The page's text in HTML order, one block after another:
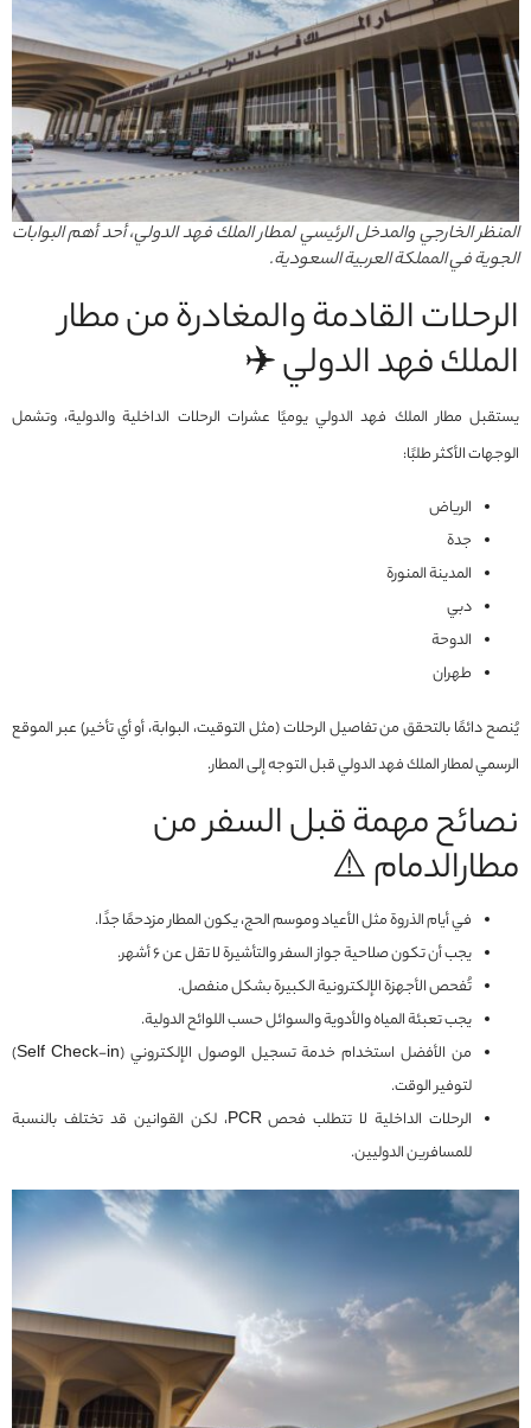
المنظر الخارجي والمدخل الرئيسي لمطار الملك فهد الدولي، أحد أهم البوابات
الجوية في المملكة العربية السعودية.
الرحلات القادمة والمغادرة من مطار
الملك فهد الدولي ✈️
يستقبل مطار الملك فهد الدولي يوميًا عشرات الرحلات الداخلية والدولية، وتشمل
الوجهات الأكثر طلبًا:
الرياض
جدة
المدينة المنورة
دبي
الدوحة
طهران
يُنصح دائمًا بالتحقق من تفاصيل الرحلات (مثل التوقيت، البوابة، أو أي تأخير) عبر الموقع
الرسمي لمطار الملك فهد الدولي قبل التوجه إلى المطار.
نصائح مهمة قبل السفر من
مطارالدمام ⚠️
في أيام الذروة مثل الأعياد وموسم الحج، يكون المطار مزدحمًا جدًا.
يجب أن تكون صلاحية جواز السفر والتأشيرة لا تقل عن 6 أشهر.
تُفحص الأجهزة الإلكترونية الكبيرة بشكل منفصل.
يجب تعبئة المياه والأدوية والسوائل حسب اللوائح الدولية.
من الأفضل استخدام خدمة تسجيل الوصول الإلكتروني (Self Check-in)
لتوفير الوقت.
الرحلات الداخلية لا تتطلب فحص PCR، لكن القوانين قد تختلف بالنسبة
للمسافرين الدوليين.